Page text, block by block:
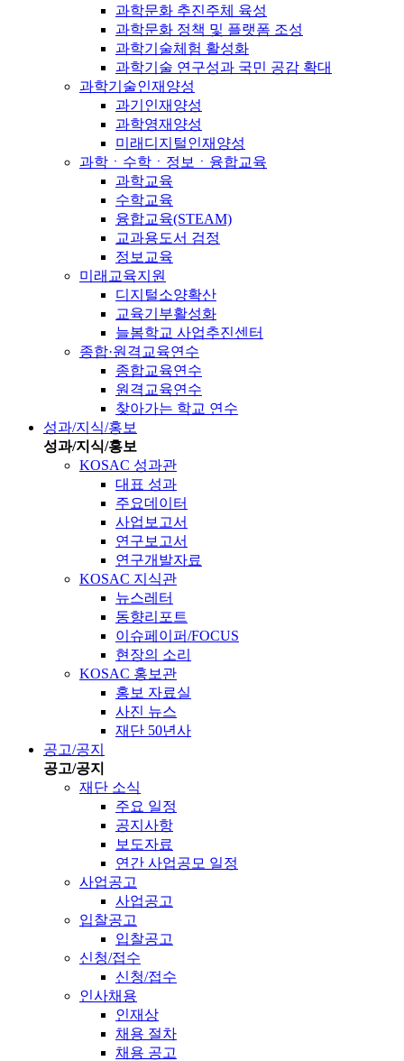
과학문화 추진주체 육성
과학문화 정책 및 플랫폼 조성
과학기술체험 활성화
과학기술 연구성과 국민 공감 확대
과학기술인재양성
과기인재양성
과학영재양성
미래디지털인재양성
과학ㆍ수학ㆍ정보ㆍ융합교육
과학교육
수학교육
융합교육(STEAM)
교과용도서 검정
정보교육
미래교육지원
디지털소양확산
교육기부활성화
늘봄학교 사업추진센터
종합·원격교육연수
종합교육연수
원격교육연수
찾아가는 학교 연수
성과/지식/홍보
성과/지식/홍보
KOSAC 성과관
대표 성과
주요데이터
사업보고서
연구보고서
연구개발자료
KOSAC 지식관
뉴스레터
동향리포트
이슈페이퍼/FOCUS
현장의 소리
KOSAC 홍보관
홍보 자료실
사진 뉴스
재단 50년사
공고/공지
공고/공지
재단 소식
주요 일정
공지사항
보도자료
연간 사업공모 일정
사업공고
사업공고
입찰공고
입찰공고
신청/접수
신청/접수
인사채용
인재상
채용 절차
채용 공고